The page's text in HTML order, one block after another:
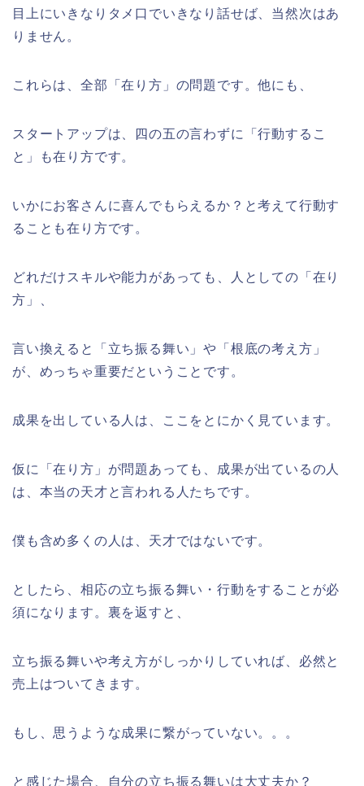
目上にいきなりタメ口でいきなり話せば、当然次はあ
りません。
これらは、全部「在り方」の問題です。他にも、
スタートアップは、四の五の言わずに「行動するこ
と」も在り方です。
いかにお客さんに喜んでもらえるか？と考えて行動す
ることも在り方です。
どれだけスキルや能力があっても、人としての「在り
方」、
言い換えると「立ち振る舞い」や「根底の考え方」
が、めっちゃ重要だということです。
成果を出している人は、ここをとにかく見ています。
仮に「在り方」が問題あっても、成果が出ているの人
は、本当の天才と言われる人たちです。
僕も含め多くの人は、天才ではないです。
としたら、相応の立ち振る舞い・行動をすることが必
須になります。裏を返すと、
立ち振る舞いや考え方がしっかりしていれば、必然と
売上はついてきます。
もし、思うような成果に繋がっていない。。。
と感じた場合、自分の立ち振る舞いは大丈夫か？